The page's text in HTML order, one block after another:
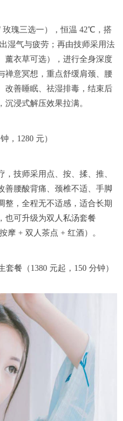
瑰三选一），恒温 42℃，搭
湿气与疲劳；再由技师采用法
薰衣草可选），进行全身深度
禅意冥想，重点舒缓肩颈、腰
改善睡眠、祛湿排毒，结束后
浸式解压效果拉满。
1280 元）
技师采用点、按、揉、推、
善腰酸背痛、颈椎不适、手脚
整，全程无不适感，适合长期
也可升级为双人私汤套餐
摩 + 双人茶点 + 红酒）。
餐（1380 元起，150 分钟）